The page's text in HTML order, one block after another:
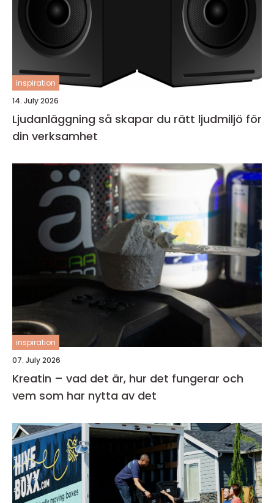
inspiration
14. July 2026
Ljudanläggning så skapar du rätt ljudmiljö för
din verksamhet
inspiration
07. July 2026
Kreatin – vad det är, hur det fungerar och
vem som har nytta av det